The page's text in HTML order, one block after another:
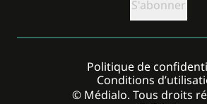
© Médialo. Tous droits
Politique de
Conditions